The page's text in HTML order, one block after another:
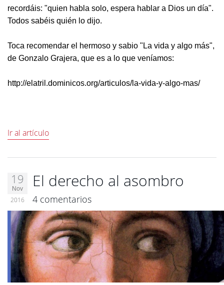
recordáis: "quien habla solo, espera hablar a Dios un día".
Todos sabéis quién lo dijo.
Toca recomendar el hermoso y sabio "La vida y algo más",
de Gonzalo Grajera, que es a lo que veníamos:
http://elatril.dominicos.org/articulos/la-vida-y-algo-mas/
Ir al artículo
19
Nov
2016
El derecho al asombro
4 comentarios